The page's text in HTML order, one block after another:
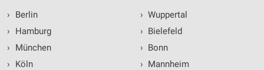
›
Berlin
›
Hamburg
›
München
›
Köln
› Wuppertal
› Bielefeld
› Bonn
› Mannheim